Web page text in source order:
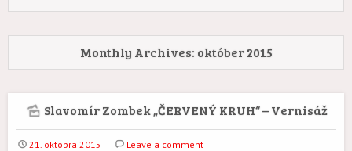
Galéria mesta Levoča
Monthly Archives: október 2015
Slavomír Zombek „ČERVENÝ KRUH“ – Vernisáž
21. októbra 2015 Leave a comment